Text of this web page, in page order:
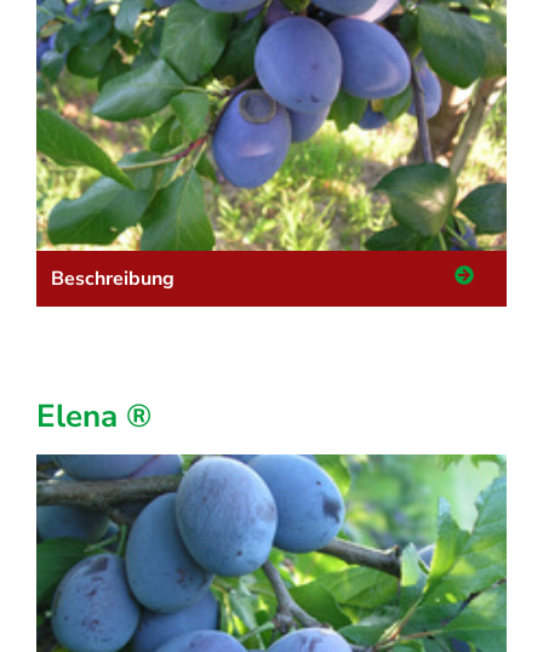
Beschreibung
Elena ®